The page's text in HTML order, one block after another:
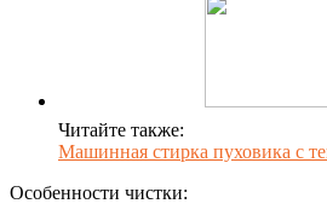
Читайте также:
Машинная стирка пуховика с
Особенности чистки: